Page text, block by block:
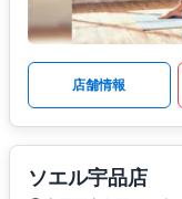
店舗情報
ソエル宇品店